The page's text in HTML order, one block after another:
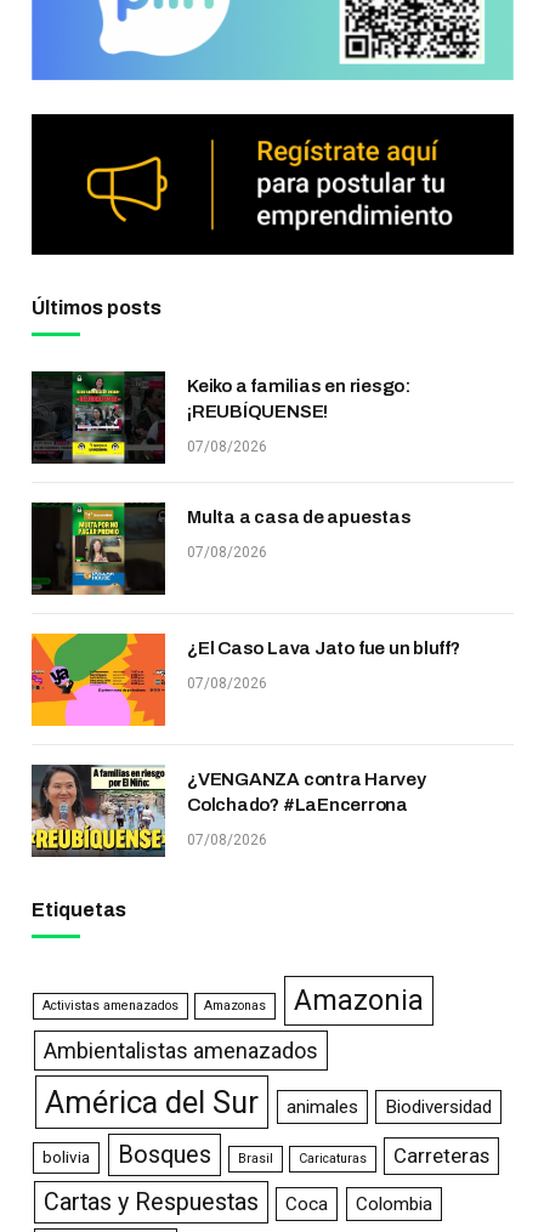
Últimos posts
Keiko a familias en riesgo:
¡REUBÍQUENSE!
07/08/2026
Multa a casa de apuestas
07/08/2026
¿El Caso Lava Jato fue un bluff?
07/08/2026
¿VENGANZA contra Harvey
Colchado? #LaEncerrona
07/08/2026
Etiquetas
Activistas amenazados Amazonas Amazonia
Ambientalistas amenazados
América del Sur animales Biodiversidad
bolivia Bosques Brasil Caricaturas Carreteras
Cartas y Respuestas Coca Colombia